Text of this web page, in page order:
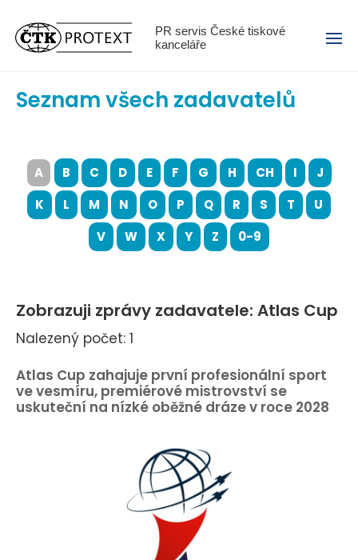
PR servis České tiskové
kanceláře
Menu
Seznam všech zadavatelů
A B C D E F G H CH I
J
K
L M N O P Q R S T
U
V
W X Y Z 0-9
Zobrazuji zprávy zadavatele: Atlas Cup
Nalezený počet: 1
Atlas Cup zahajuje první profesionální sport
ve vesmíru, premiérové mistrovství se
uskuteční na nízké oběžné dráze v roce 2028